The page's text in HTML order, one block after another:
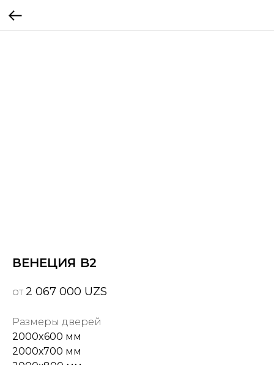
ВЕНЕЦИЯ B2
от 2 067 000 UZS
Размеры дверей
2000x600 мм
2000х700 мм